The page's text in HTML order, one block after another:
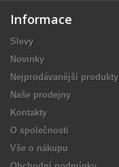
Informace
Slevy
Novinky
Nejprodávanější produkty
Naše prodejny
Kontakty
O společnosti
Vše o nákupu